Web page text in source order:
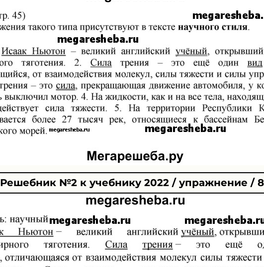
Решебник №2 к учебнику 2022 / упражнение /